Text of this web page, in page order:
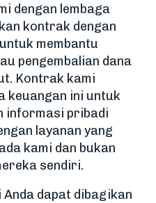
dengan lembaga
kontrak dengan
membantu
pengembalian dana
Kontrak kami
keuangan ini untuk
informasi pribadi
layanan yang
kami dan bukan
sendiri.
dapat dibagikan